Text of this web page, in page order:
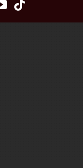
Youtube